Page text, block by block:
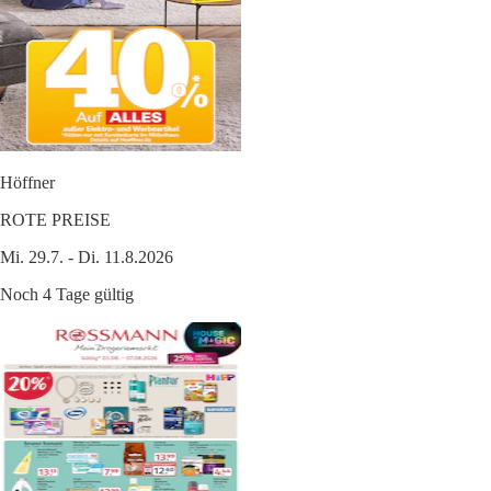
Höffner
ROTE PREISE
Mi. 29.7. - Di. 11.8.2026
Noch 4 Tage gültig